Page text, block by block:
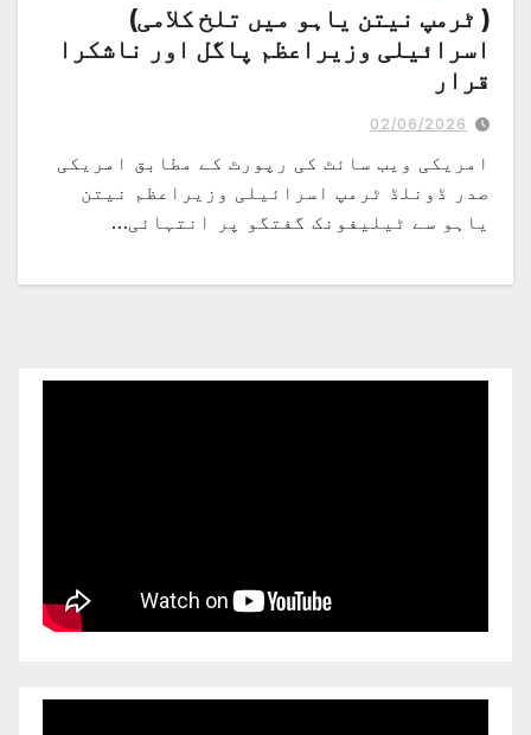
( ٹرمپ نیتن یاہو میں تلخ کلامی)
اسرائیلی وزیراعظم پاگل اور ناشکرا
قرار
انتہائی بد زبانی سے پیش آئے،
02/06/2026
امریکی ویب سائٹ کی رپورٹ کے مطابق امریکی
صدر ڈونلڈ ٹرمپ اسرائیلی وزیراعظم نیتن
یاہو سے ٹیلیفونک گفتگو پر انتہائی…